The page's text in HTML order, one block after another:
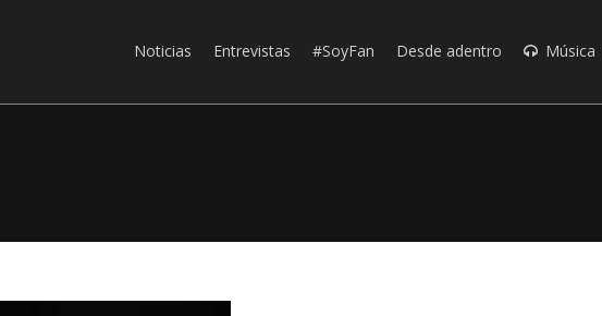
Noticias Entrevistas #SoyFan Desde adentro Música